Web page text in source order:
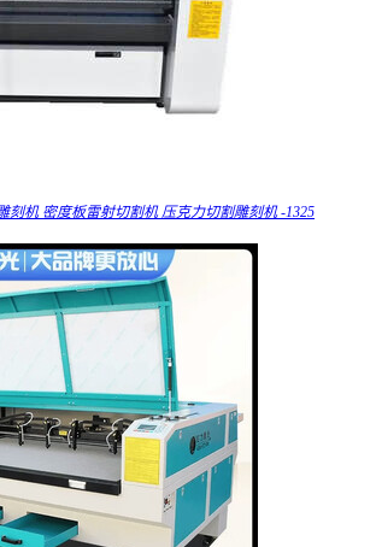
刻机 密度板雷射切割机 压克力切割雕刻机 -1325